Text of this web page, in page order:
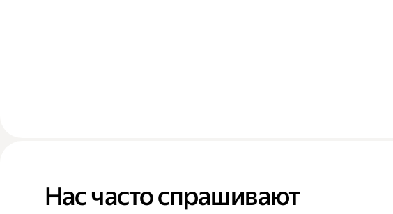
Нас часто спрашивают